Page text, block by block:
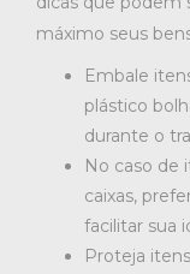
máximo seus
Embale
plástico
durante o
No caso de
caixas,
facilitar sua
Proteja